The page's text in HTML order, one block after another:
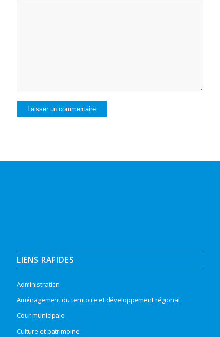
LIENS RAPIDES
Administration
Aménagement du territoire et développement régional
Cour municipale
Culture et patrimoine